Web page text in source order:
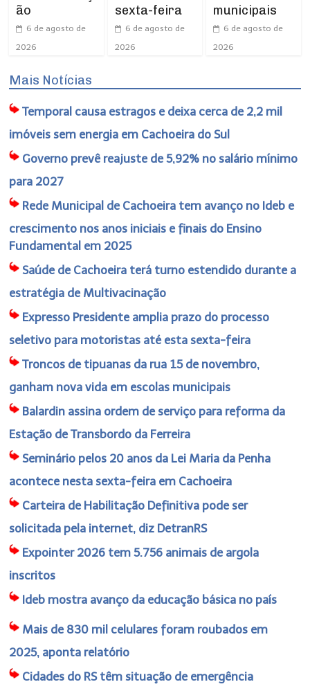
ão
6 de agosto de
2026
sexta-feira
6 de agosto de
2026
municipais
6 de agosto de
2026
Mais Notícias
Temporal causa estragos e deixa cerca de 2,2 mil
imóveis sem energia em Cachoeira do Sul
Governo prevê reajuste de 5,92% no salário mínimo
para 2027
Rede Municipal de Cachoeira tem avanço no Ideb e
crescimento nos anos iniciais e finais do Ensino
Fundamental em 2025
Saúde de Cachoeira terá turno estendido durante a
estratégia de Multivacinação
Expresso Presidente amplia prazo do processo
seletivo para motoristas até esta sexta-feira
Troncos de tipuanas da rua 15 de novembro,
ganham nova vida em escolas municipais
Balardin assina ordem de serviço para reforma da
Estação de Transbordo da Ferreira
Seminário pelos 20 anos da Lei Maria da Penha
acontece nesta sexta-feira em Cachoeira
Carteira de Habilitação Definitiva pode ser
solicitada pela internet, diz DetranRS
Expointer 2026 tem 5.756 animais de argola
inscritos
Ideb mostra avanço da educação básica no país
Mais de 830 mil celulares foram roubados em
2025, aponta relatório
Cidades do RS têm situação de emergência